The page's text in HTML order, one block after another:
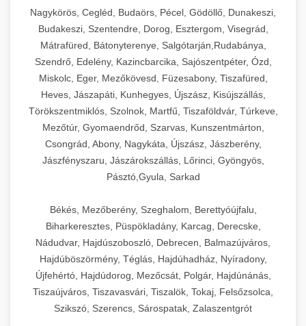
chef-iparikonyhagepek.hu
élelmiszer-előkészítéshez. Különböző reszelési
méretek különböző alkalmazásokhoz.
chef-iparikonyhagepek.hu
kereskedelmi sajtreszelő
🍳 28. Nagykonyhai
Berendezések
+
Teljes körű nagykonyhai berendezések és
professzionális vendéglátóipari kellékek.
Minden, ami szükséges éttermi és catering
műveletekhez.
chef-iparikonyhagepek.hu
kereskedelmi konyhai megoldások
Nagykörös, Cegléd, Budaörs, Pécel, Gödöllő, Dunakeszi,
Budakeszi, Szentendre, Dorog, Esztergom, Visegrád,
Mátrafüred, Bátonyterenye, Salgótarján,Rudabánya,
Szendrő, Edelény, Kazincbarcika, Sajószentpéter, Ózd,
Miskolc, Eger, Mezőkövesd, Füzesabony, Tiszafüred,
Heves, Jászapáti, Kunhegyes, Újszász, Kisújszállás,
Törökszentmiklós, Szolnok, Martfű, Tiszaföldvár, Túrkeve,
Mezőtúr, Gyomaendrőd, Szarvas, Kunszentmárton,
Csongrád, Abony, Nagykáta, Újszász, Jászberény,
Jászfényszaru, Jászárokszállás, Lőrinci, Gyöngyös,
Pásztó,Gyula, Sarkad
Békés, Mezőberény, Szeghalom, Berettyóújfalu,
Biharkeresztes, Püspökladány, Karcag, Derecske,
Nádudvar, Hajdúszoboszló, Debrecen, Balmazújváros,
Hajdúböszörmény, Téglás, Hajdúhadház, Nyíradony,
Újfehértó, Hajdúdorog, Mezőcsát, Polgár, Hajdúnánás,
Tiszaújváros, Tiszavasvári, Tiszalök, Tokaj, Felsőzsolca,
Szikszó, Szerencs, Sárospatak, Zalaszentgrót